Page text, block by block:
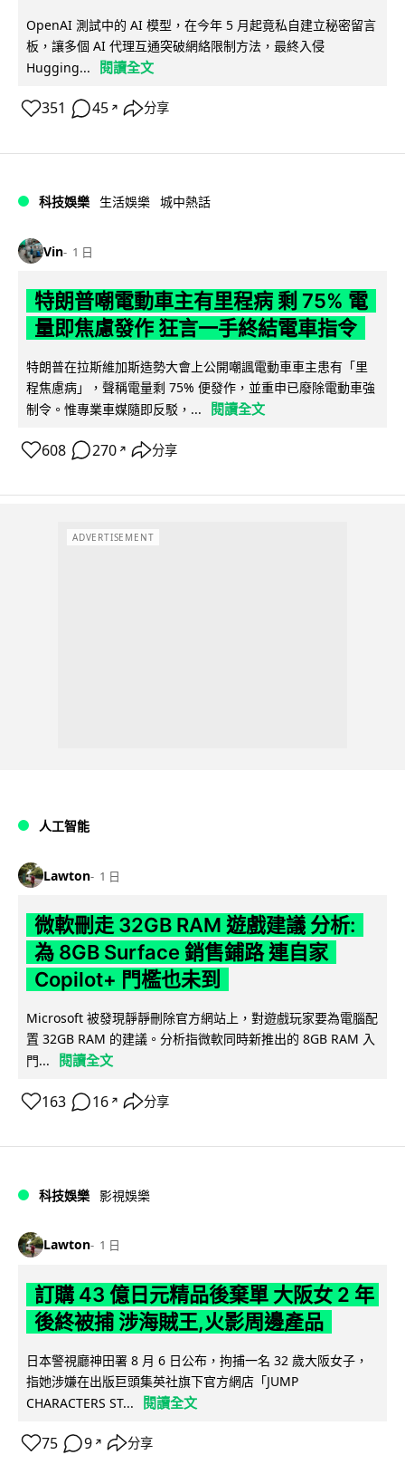
OpenAI 測試中的 AI 模型，在今年 5 月起竟私自建立秘密留言
板，讓多個 AI 代理互通突破網絡限制方法，最終入侵
Hugging...
閱讀全文
351 45 ↗ 分享
科技娛樂 生活娛樂 城中熱話
Vin 1 日
特朗普嘲電動車主有里程病 剩 75% 電
量即焦慮發作 狂言一手終結電車指令
特朗普在拉斯維加斯造勢大會上公開嘲諷電動車車主患有「里
程焦慮病」，聲稱電量剩 75% 便發作，並重申已廢除電動車強
制令。惟專業車媒隨即反駁，...
閱讀全文
608 270 ↗ 分享
ADVERTISEMENT
人工智能
Lawton 1 日
微軟刪走 32GB RAM 遊戲建議 分析:
為 8GB Surface 銷售鋪路 連自家
Copilot+ 門檻也未到
Microsoft 被發現靜靜刪除官方網站上，對遊戲玩家要為電腦配
置 32GB RAM 的建議。分析指微軟同時新推出的 8GB RAM 入
門...
閱讀全文
163 16 ↗ 分享
科技娛樂 影視娛樂
Lawton 1 日
訂購 43 億日元精品後棄單 大阪女 2 年
後終被捕 涉海賊王,火影周邊產品
日本警視廳神田署 8 月 6 日公布，拘捕一名 32 歲大阪女子，
指她涉嫌在出版巨頭集英社旗下官方網店「JUMP
CHARACTERS ST...
閱讀全文
75 9 ↗ 分享